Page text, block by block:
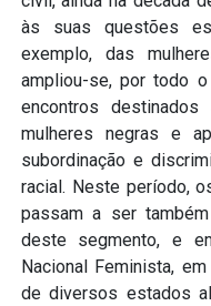
às suas questões
exemplo, das
ampliou-se, por todo
encontros
mulheres negras e
subordinação e
racial. Neste período,
passam a ser
deste segmento, e
Nacional Feminista,
de diversos estados